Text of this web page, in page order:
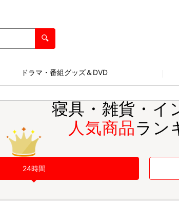
ドラマ・番組グッズ＆DVD
寝具・雑貨・イ
人気商品ラン
24時間